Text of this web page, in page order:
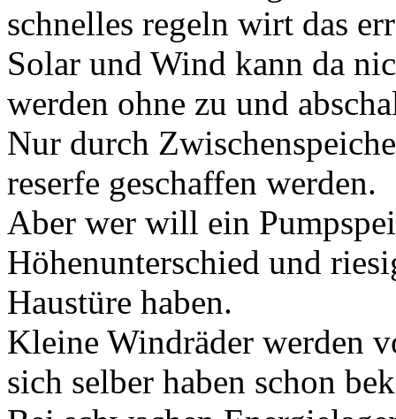
schnelles regeln wirt das
Solar und Wind kann da
werden ohne zu und
Nur durch
reserfe geschaffen werden.
Aber wer will ein
Höhenunterschied und
Haustüre haben.
Kleine Windräder werden
sich selber haben schon